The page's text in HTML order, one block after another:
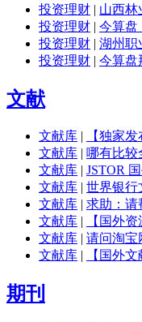
投资理财 | 山西林
投资理财 | 今算盘
投资理财 | 湖州职
投资理财 | 今算盘
文献
文献库 |
【独家
文献库 | 哪有比较
文献库 | JSTOR
文献库 | 世界银行
文献库 | 求助：请
文献库 |
【国外
文献库 | 请问淘宝
文献库 | 【国外
期刊